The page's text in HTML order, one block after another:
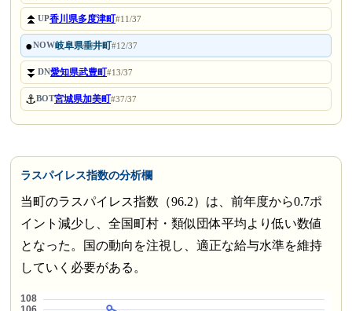
⏫UP香川県多度津町#11/37
●NOW岐阜県垂井町#12/37
⏬DN愛知県武豊町#13/37
⚓BOT宮城県加美町#37/37
ラスパイレス指数の分析欄
当町のラスパイレス指数（96.2）は、前年度から0.7ポ
イント減少し、全国町村・類似団体平均より低い数値
となった。国の動向を注視し、適正な給与水準を維持
していく必要がある。